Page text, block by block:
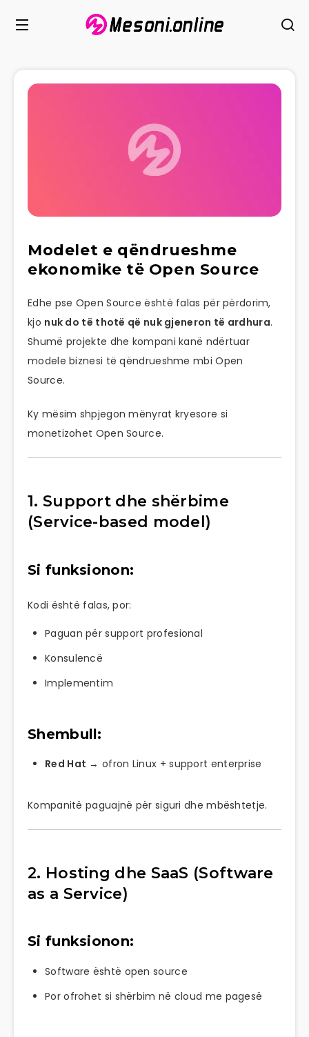
Modelet e qëndrueshme
ekonomike të Open Source
Edhe pse Open Source është falas për përdorim,
kjo nuk do të thotë që nuk gjeneron të ardhura.
Shumë projekte dhe kompani kanë ndërtuar
modele biznesi të qëndrueshme mbi Open
Source.
Ky mësim shpjegon mënyrat kryesore si
monetizohet Open Source.
1. Support dhe shërbime
(Service-based model)
Si funksionon:
Kodi është falas, por:
Paguan për support profesional
Konsulencë
Implementim
Shembull:
Red Hat → ofron Linux + support enterprise
Kompanitë paguajnë për siguri dhe mbështetje.
2. Hosting dhe SaaS (Software
as a Service)
Si funksionon:
Software është open source
Por ofrohet si shërbim në cloud me pagesë